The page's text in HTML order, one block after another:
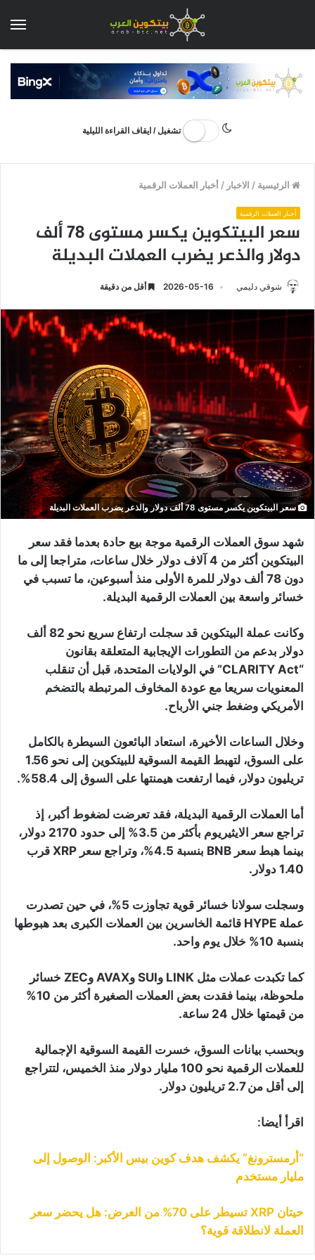
تشغيل / ايقاف القراءة الليلية
الرئيسية / الاخبار /أخبار العملات الرقمية
أخبار العملات الرقمية
سعر البيتكوين يكسر مستوى 78 ألف
دولار والذعر يضرب العملات البديلة
شوقي دليمي 2026-05-16 أقل من دقيقة
سعر البيتكوين يكسر مستوى 78 ألف دولار والذعر يضرب العملات البديلة
شهد سوق العملات الرقمية موجة بيع حادة بعدما فقد سعر
البيتكوين أكثر من 4 آلاف دولار خلال ساعات، متراجعا إلى ما
دون 78 ألف دولار للمرة الأولى منذ أسبوعين، ما تسبب في
خسائر واسعة بين العملات الرقمية البديلة.
وكانت عملة البيتكوين قد سجلت ارتفاع سريع نحو 82 ألف
دولار بدعم من التطورات الإيجابية المتعلقة بقانون
“CLARITY Act” في الولايات المتحدة، قبل أن تنقلب
المعنويات سريعا مع عودة المخاوف المرتبطة بالتضخم
الأمريكي وضغط جني الأرباح.
وخلال الساعات الأخيرة، استعاد البائعون السيطرة بالكامل
على السوق، لتهبط القيمة السوقية للبيتكوين إلى نحو 1.56
تريليون دولار، فيما ارتفعت هيمنتها على السوق إلى 58.4%.
أما العملات الرقمية البديلة، فقد تعرضت لضغوط أكبر، إذ
تراجع سعر الايثيريوم بأكثر من 3.5% إلى حدود 2170 دولار،
بينما هبط سعر BNB بنسبة 4.5%، وتراجع سعر XRP قرب
1.40 دولار.
وسجلت سولانا خسائر قوية تجاوزت 5%، في حين تصدرت
عملة HYPE قائمة الخاسرين بين العملات الكبرى بعد هبوطها
بنسبة 10% خلال يوم واحد.
كما تكبدت عملات مثل LINK وSUI وAVAX وZEC خسائر
ملحوظة، بينما فقدت بعض العملات الصغيرة أكثر من 10%
من قيمتها خلال 24 ساعة.
وبحسب بيانات السوق، خسرت القيمة السوقية الإجمالية
للعملات الرقمية نحو 100 مليار دولار منذ الخميس، لتتراجع
إلى أقل من 2.7 تريليون دولار.
اقرأ أيضا:
“أرمسترونغ” يكشف هدف كوين بيس الأكبر: الوصول إلى
مليار مستخدم
حيتان XRP تسيطر على 70% من العرض: هل يحضر سعر
العملة لانطلاقة قوية؟